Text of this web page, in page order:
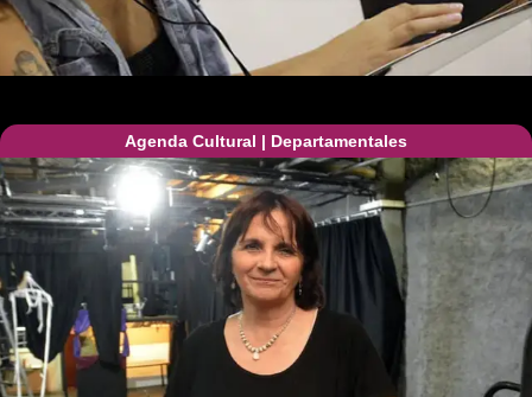
Agenda Cultural | Departamentales